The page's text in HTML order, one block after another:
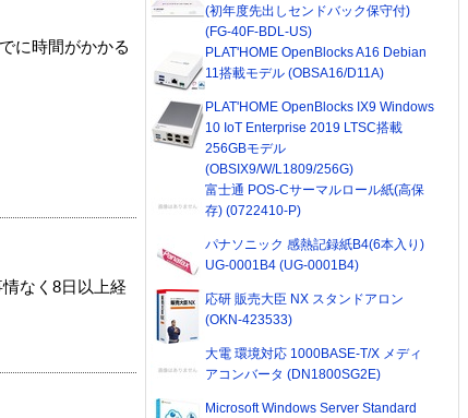
に時間がかかる
なく8日以上経
(初年度先出しセンドバック保守付)
(FG-40F-BDL-US)
PLAT'HOME OpenBlocks A16 Debian
11搭載モデル (OBSA16/D11A)
PLAT'HOME OpenBlocks IX9 Windows
10 IoT Enterprise 2019 LTSC搭載
256GBモデル
(OBSIX9/W/L1809/256G)
富士通 POS-Cサーマルロール紙(高保
存) (0722410-P)
パナソニック 感熱記録紙B4(6本入り)
UG-0001B4 (UG-0001B4)
応研 販売大臣 NX スタンドアロン
(OKN-423533)
大電 環境対応 1000BASE-T/X メディ
アコンバータ (DN1800SG2E)
Microsoft Windows Server Standard